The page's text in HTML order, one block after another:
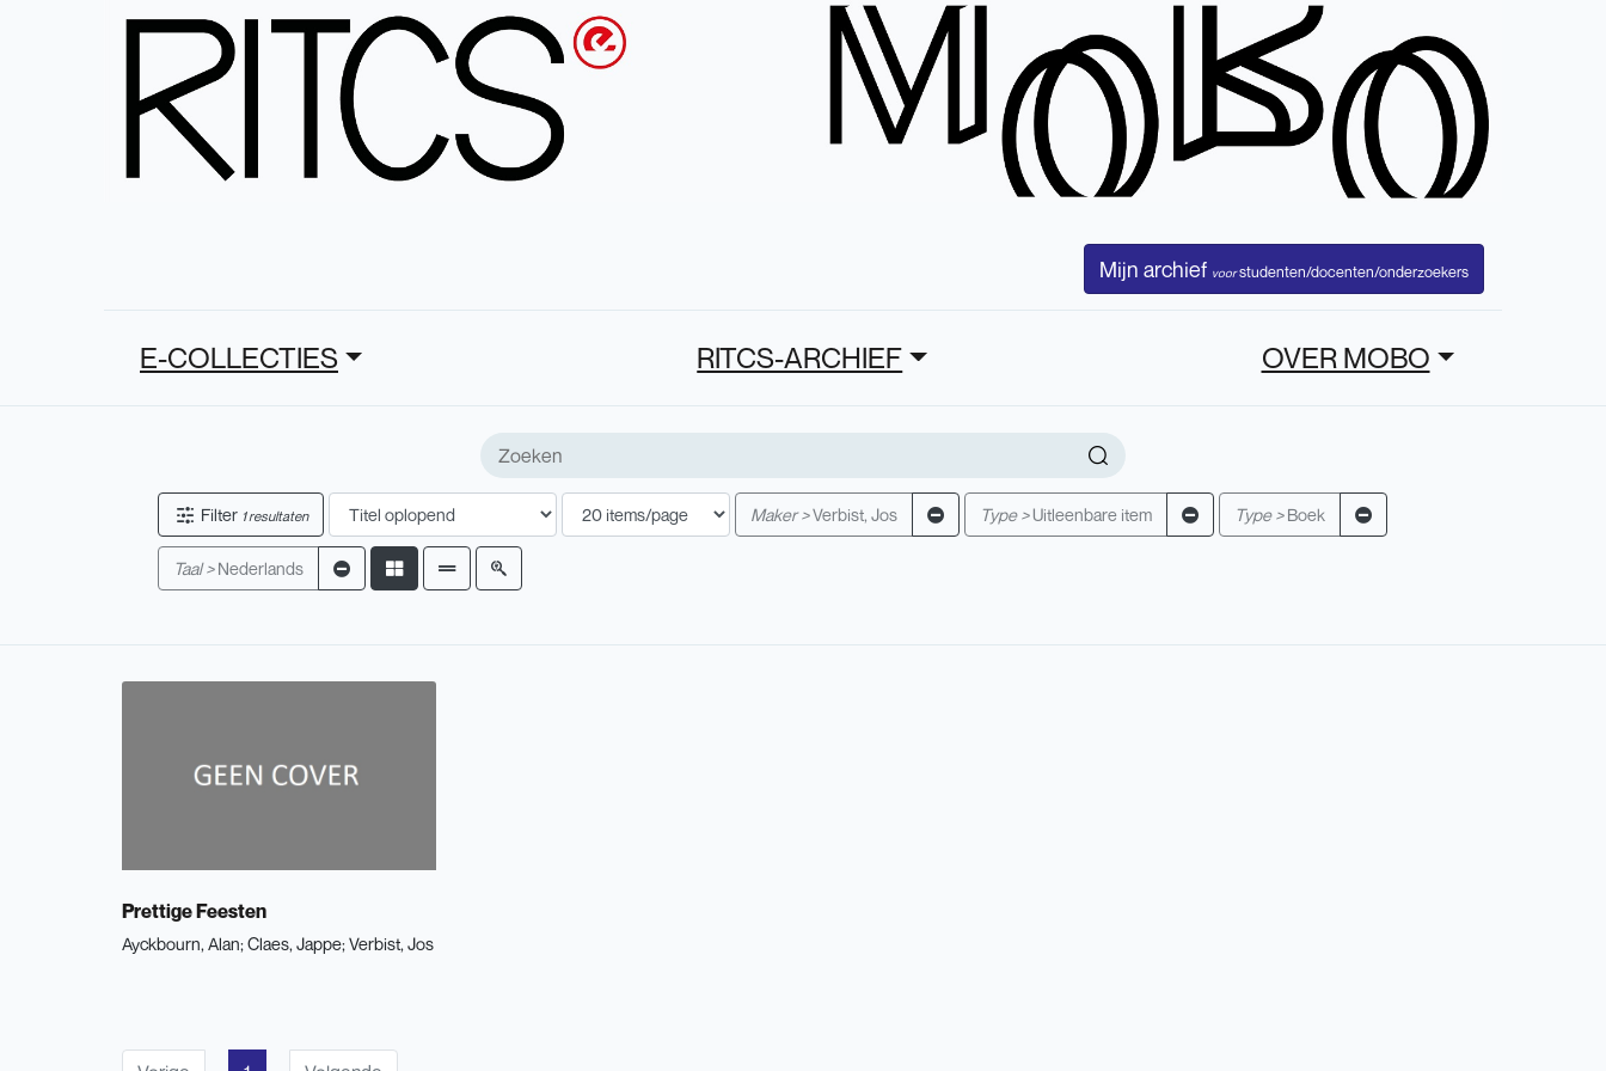
Mijn archief voorstudenten/docenten/onderzoekers
E-COLLECTIES RITCS-ARCHIEF OVER MOBO
Filter 1 resultaten Maker >Verbist, Jos Type >Uitleenbare item Type > Boek
Taal > Nederlands
Prettige Feesten
Ayckbourn, Alan Claes, Jappe Verbist, Jos